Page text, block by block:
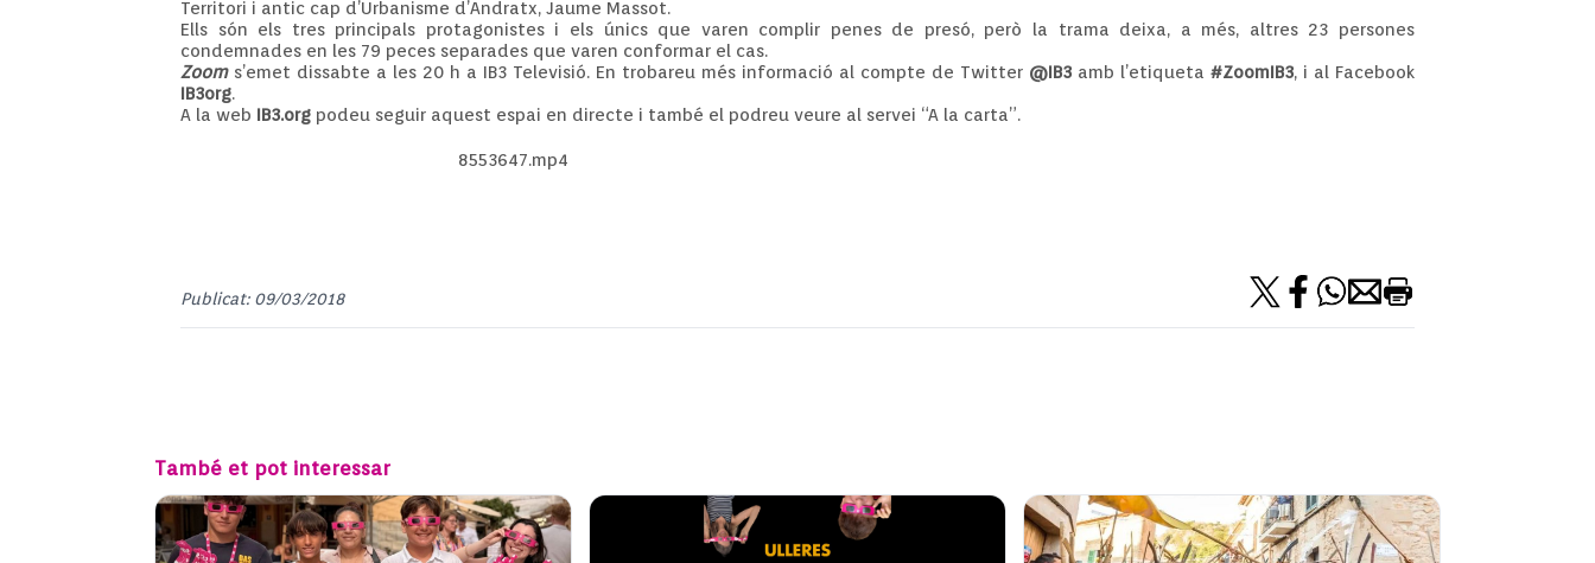
Territori i antic cap d’Urbanisme d’Andratx, Jaume Massot.
Ells són els tres principals protagonistes i els únics que varen complir penes de presó, però la trama deixa, a més, altres 23 persones
condemnades en les 79 peces separades que varen conformar el cas.
Zooms’emet dissabte a les 20 h a IB3 Televisió. En trobareu més informació al compte de Twitter @IB3 amb l’etiqueta #ZoomIB3, i al Facebook
IB3org.
A la web IB3.org podeu seguir aquest espai en directe i també el podreu veure al servei “A la carta”.
8553647.mp4
Publicat: 09/03/2018
També et pot interessar